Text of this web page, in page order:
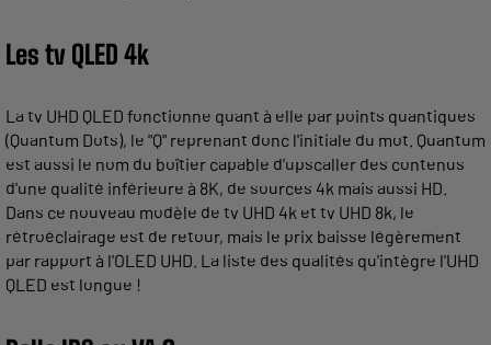
Les tv QLED 4k
La tv UHD QLED fonctionne quant à elle par points quantiques
(Quantum Dots), le "Q" reprenant donc l'initiale du mot. Quantum
est aussi le nom du boîtier capable d'upscaller des contenus
d'une qualité inférieure à 8K, de sources 4k mais aussi HD.
Dans ce nouveau modèle de tv UHD 4k et tv UHD 8k, le
rétroéclairage est de retour, mais le prix baisse légèrement
par rapport à l'OLED UHD. La liste des qualités qu'intègre l'UHD
QLED est longue !